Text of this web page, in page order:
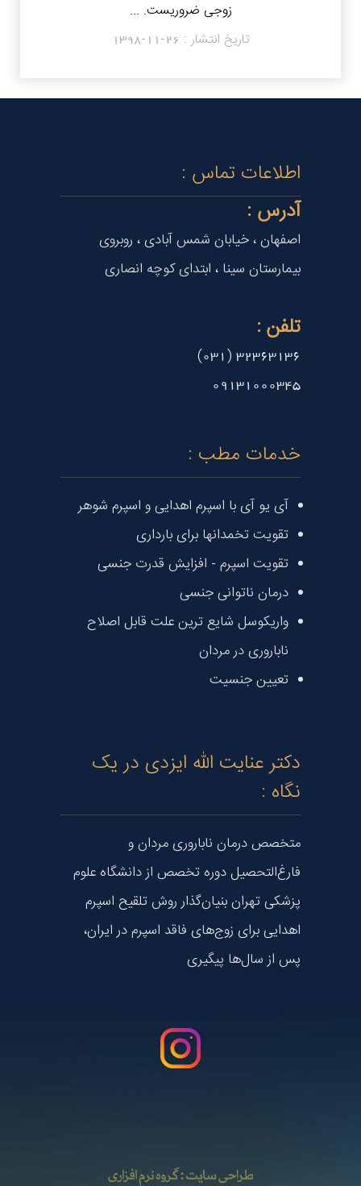
زوجی ضروریست. ...
تاریخ انتشار : 1398-11-26
اطلاعات تماس :
آدرس :
اصفهان ، خیابان شمس آبادی ، روبروی
بیمارستان سینا ، ابتدای کوچه انصاری
تلفن :
32363136 (031)
09131000345
خدمات مطب :
آی یو آی با اسپرم اهدایی و اسپرم شوهر
تقویت تخمدانها برای بارداری
تقویت اسپرم - افزایش قدرت جنسی
درمان ناتوانی جنسی
واریکوسل شایع ترین علت قابل اصلاح
ناباروری در مردان
تعیین جنسیت
دکتر عنایت الله ایزدی در یک
نگاه :
متخصص درمان ناباروری مردان و
فارغ‌التحصیل دوره تخصص از دانشگاه علوم
پزشکی تهران بنیان‌گذار روش تلقیح اسپرم
اهدایی برای زوج‌های فاقد اسپرم در ایران،
پس از سال‌ها پیگیری